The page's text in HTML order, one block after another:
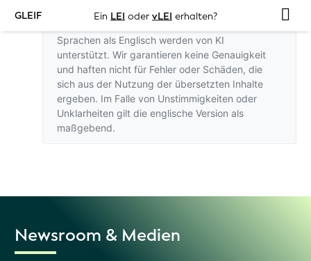
GLEIF Ein LEI oder vLEI erhalten?
Übersetzungen dieser Website in andere
Sprachen als Englisch werden von KI
unterstützt. Wir garantieren keine Genauigkeit
und haften nicht für Fehler oder Schäden, die
sich aus der Nutzung der übersetzten Inhalte
ergeben. Im Falle von Unstimmigkeiten oder
Unklarheiten gilt die englische Version als
maßgebend.
Newsroom & Medien